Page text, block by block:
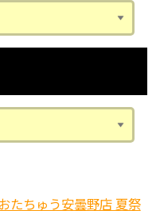
たちゅう安曇野店 夏祭